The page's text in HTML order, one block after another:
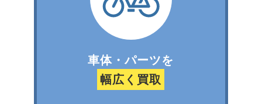
車体・パーツを
幅広く買取